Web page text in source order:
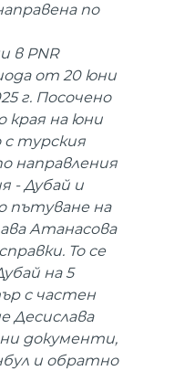
по
в PNR
от 20 юни
г. Посочено
края на юни
с турския
направления
- Дубай и
пътуване на
Атанасова
То се
на 5
с частен
Десислава
документи,
и обратно